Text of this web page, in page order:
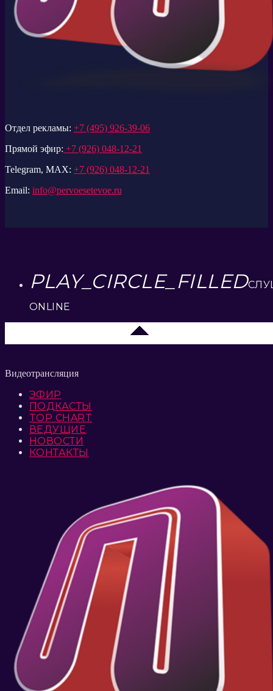
Отдел рекламы: +7 (495) 926-39-06
Прямой эфир: +7 (926) 048-12-21
Telegram, MAX: +7 (926) 048-12-21
Email: info@pervoesetevoe.ru
PLAY_CIRCLE_FILLED
ONLINE
Видеотрансляция
ЭФИР
ПОДКАСТЫ
TOP CHART
ВЕДУЩИЕ
НОВОСТИ
КОНТАКТЫ